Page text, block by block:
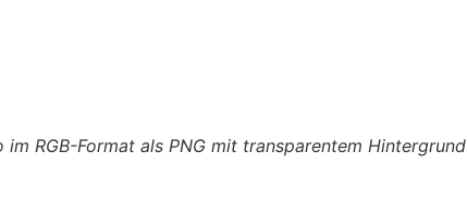
im RGB-Format als PNG mit transparentem Hintergrund